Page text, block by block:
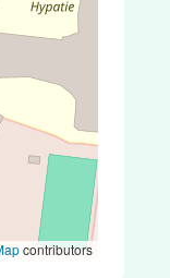
contributors